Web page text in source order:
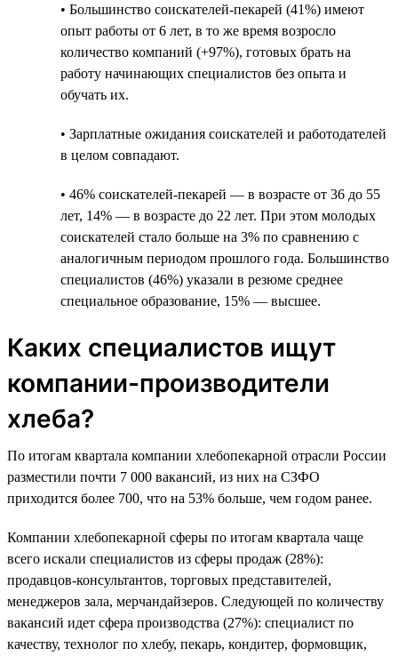
• Большинство соискателей-пекарей (41%) имеют
опыт работы от 6 лет, в то же время возросло
количество компаний (+97%), готовых брать на
работу начинающих специалистов без опыта и
обучать их.
• Зарплатные ожидания соискателей и работодателей
в целом совпадают.
• 46% соискателей-пекарей — в возрасте от 36 до 55
лет, 14% — в возрасте до 22 лет. При этом молодых
соискателей стало больше на 3% по сравнению с
аналогичным периодом прошлого года. Большинство
специалистов (46%) указали в резюме среднее
специальное образование, 15% — высшее.
Каких специалистов ищут
компании-производители
хлеба?
По итогам квартала компании хлебопекарной отрасли России
разместили почти 7 000 вакансий, из них на СЗФО
приходится более 700, что на 53% больше, чем годом ранее.
Компании хлебопекарной сферы по итогам квартала чаще
всего искали специалистов из сферы продаж (28%):
продавцов-консультантов, торговых представителей,
менеджеров зала, мерчандайзеров. Следующей по количеству
вакансий идет сфера производства (27%): специалист по
качеству, технолог по хлебу, пекарь, кондитер, формовщик,